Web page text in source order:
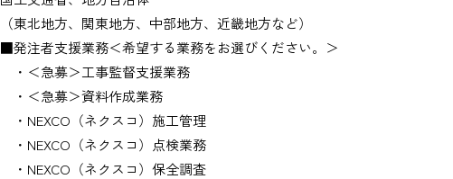
（東北地方、関東地方、中部地方、近畿地方など）
■発注者支援業務＜希望する業務をお選びください。＞
・＜急募＞工事監督支援業務
・＜急募＞資料作成業務
・NEXCO（ネクスコ）施工管理
・NEXCO（ネクスコ）点検業務
・NEXCO（ネクスコ）保全調査